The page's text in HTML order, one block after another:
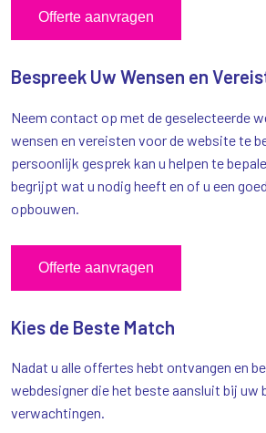
Offerte aanvragen
Bespreek Uw Wensen en
Neem contact op met de geselecteerde
wensen en vereisten voor de website te
persoonlijk gesprek kan u helpen te
begrijpt wat u nodig heeft en of u een
opbouwen.
Offerte aanvragen
Kies de Beste Match
Nadat u alle offertes hebt ontvangen en
webdesigner die het beste aansluit bij uw
verwachtingen.